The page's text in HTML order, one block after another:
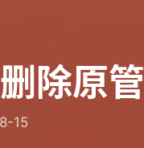
除原
15